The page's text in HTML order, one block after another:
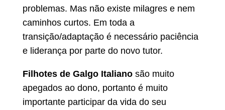
problemas. Mas não existe milagres e nem
caminhos curtos. Em toda a
transição/adaptação é necessário paciência
e liderança por parte do novo tutor.
Filhotes de Galgo Italiano são muito
apegados ao dono, portanto é muito
importante participar da vida do seu